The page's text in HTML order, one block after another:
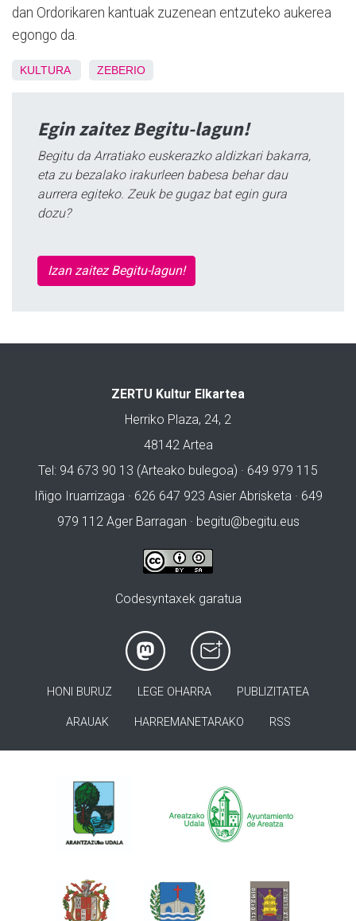
dan Ordorikaren kantuak zuzenean entzuteko aukerea
egongo da.
KULTURA ZEBERIO
Egin zaitez Begitu-lagun!
Begitu da Arratiako euskerazko aldizkari bakarra,
eta zu bezalako irakurleen babesa behar dau
aurrera egiteko. Zeuk be gugaz bat egin gura
dozu?
Izan zaitez Begitu-lagun!
ZERTU Kultur Elkartea
Herriko Plaza, 24, 2
48142 Artea
Tel: 94 673 90 13 (Arteako bulegoa) · 649 979 115
Iñigo Iruarrizaga · 626 647 923 Asier Abrisketa · 649
979 112 Ager Barragan · begitu@begitu.eus
Codesyntaxek garatua
HONI BURUZ LEGE OHARRA PUBLIZITATEA
ARAUAK HARREMANETARAKO RSS